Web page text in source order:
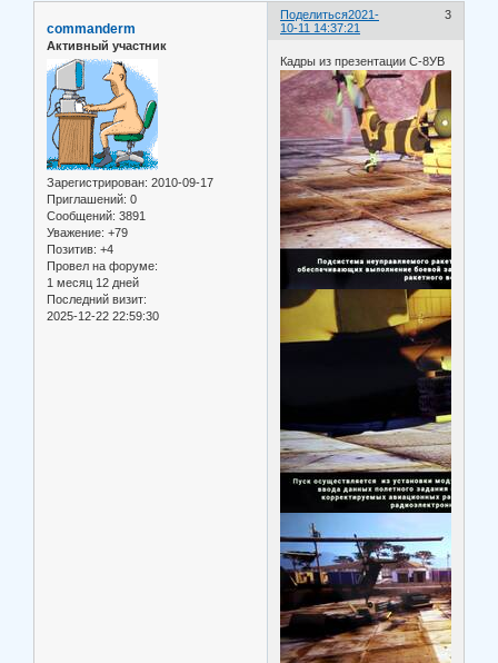
Поделиться 3
2021-
10-11 14:37:21
commanderm
Активный участник
Зарегистрирован: 2010-09-17
Приглашений: 0
Сообщений: 3891
Уважение: +79
Позитив: +4
Провел на форуме:
1 месяц 12 дней
Последний визит:
2025-12-22 22:59:30
Кадры из презентации С-8УВ